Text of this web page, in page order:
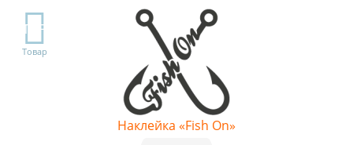
TOP
Товар
Наклейка «Fish On»